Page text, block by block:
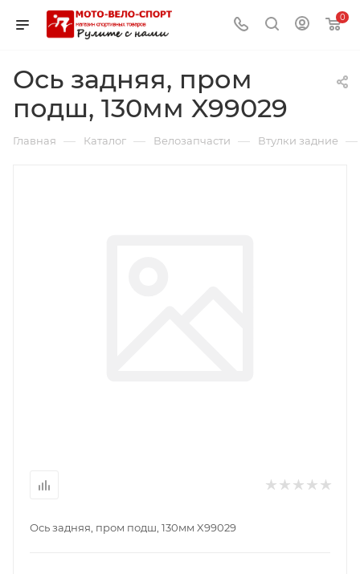
0
Ось задняя, пром
подш, 130мм X99029
Главная — Каталог — Велозапчасти — Втулки задние —
Ось задняя, пром подш, 130мм X99029